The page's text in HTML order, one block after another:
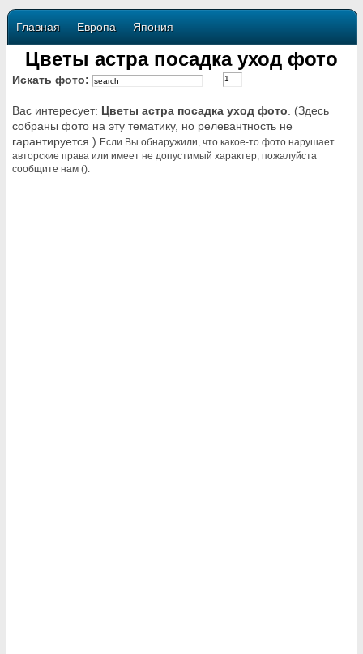
Главная Европа Япония
Цветы астра посадка уход фото
Искать фото:
Вас интересует: Цветы астра посадка уход фото . (Здесь
собраны фото на эту тематику, но релевантность не
гарантируется.) Если Вы обнаружили, что какое-то фото нарушает
авторские права или имеет не допустимый характер, пожалуйста
сообщите нам ().